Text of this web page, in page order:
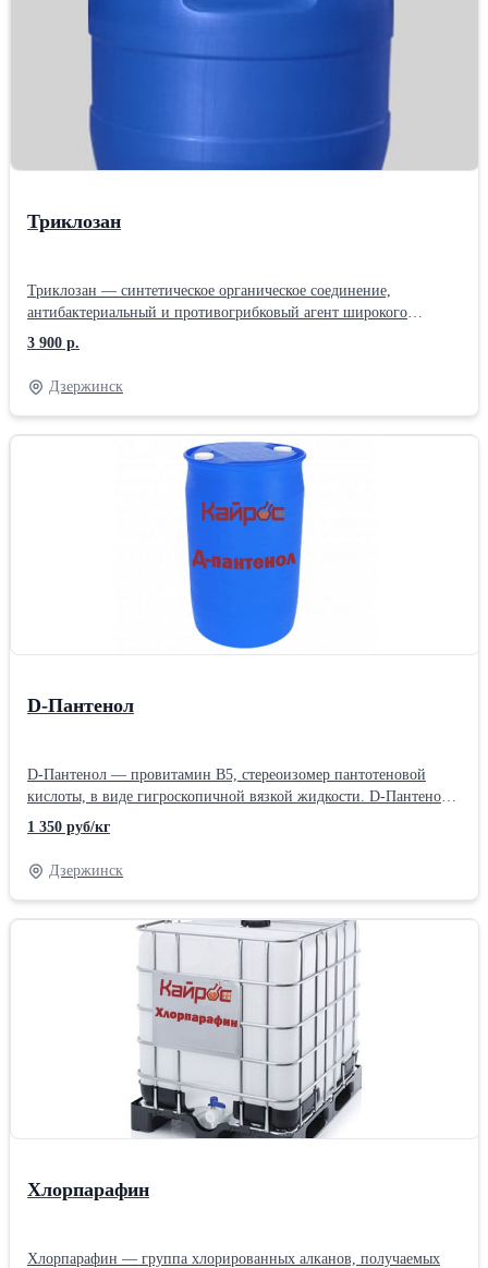
Триклозан
Триклозан — синтетическое органическое соединение,
антибактериальный и противогрибковый агент широкого
спектра действия. Действует на многих представителей
грамположительной и грамотрицательной флоры, а также на
грибковые микроорганизмы. Применяется в моющих и
чистящих средствах, а также средствах личной гигиены (мыло,
дезодоранты, зубные пасты). Также триклозан используют в
стоматологии при обработке отпрепарированных полостей зуба
перед пломбированием. Фасовка по 25кг, производство Индия.
3 900 р.
Дзержинск
D-Пантенол
D-Пантенол — провитамин B5, стереоизомер пантотеновой
кислоты, в виде гигроскопичной вязкой жидкости. D-Пантенол
широко используется в косметической промышленности. Он
входит в состав многих косметических средств – шампуни,
спреи и лосьоны, крема после бритья и т.д. Данный провитамин
способен увлажнить и восстановить кожу, защитить от вредных
УФ-лучей и заживлять ранки и трещины. D-Пантенол также
используют при изготовлении детской косметики.
1 350 руб/кг
Дзержинск
Хлорпарафин
Хлорпарафин — группа хлорированных алканов, получаемых